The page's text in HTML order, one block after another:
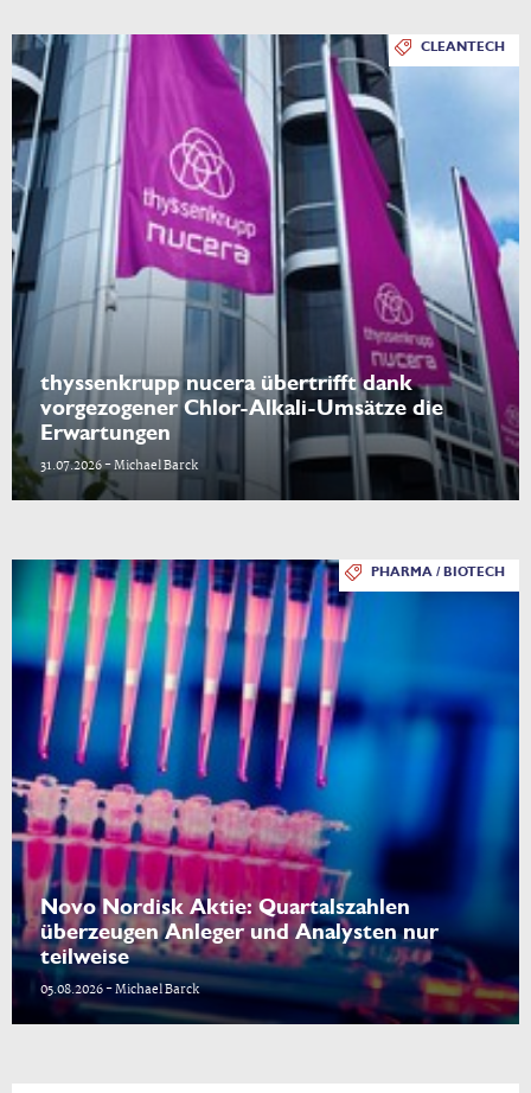
CLEANTECH
thyssenkrupp nucera übertrifft dank
vorgezogener Chlor-Alkali-Umsätze die
Erwartungen
31.07.2026 - Michael Barck
PHARMA / BIOTECH
Novo Nordisk Aktie: Quartalszahlen
überzeugen Anleger und Analysten nur
teilweise
05.08.2026 - Michael Barck